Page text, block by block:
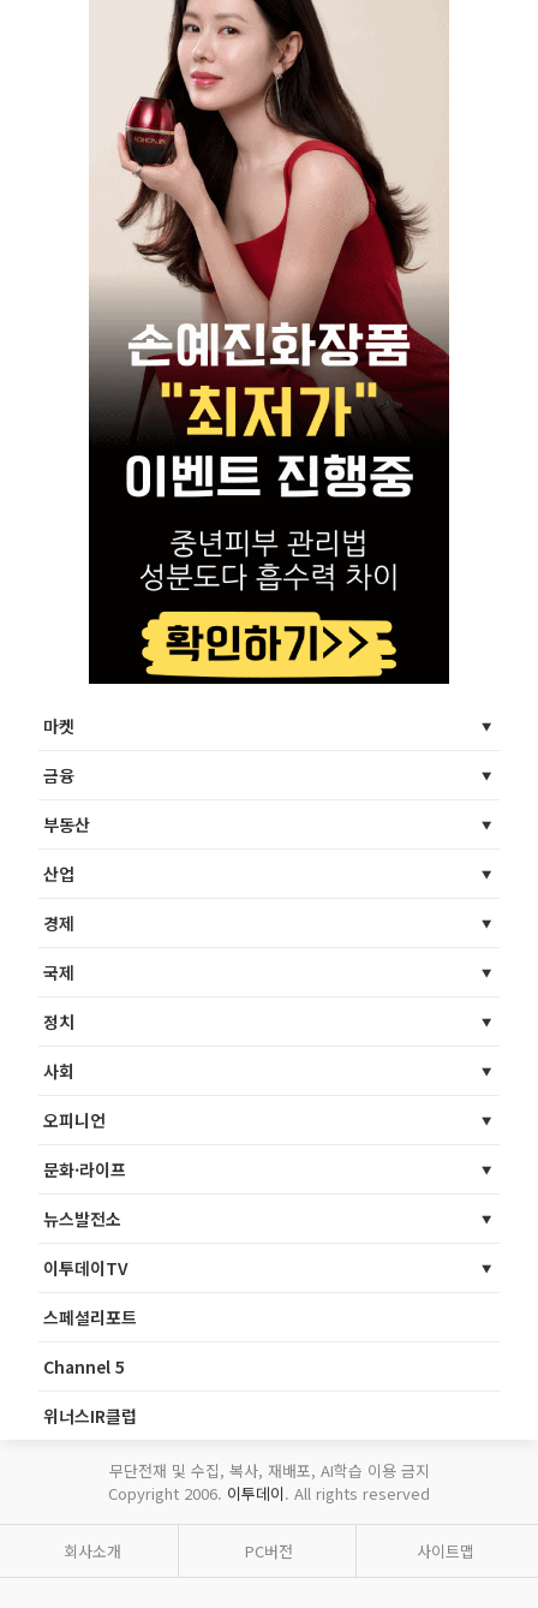
마켓
금융
부동산
산업
경제
국제
정치
사회
오피니언
문화·라이프
뉴스발전소
이투데이TV
스페셜리포트
Channel 5
위너스IR클럽
무단전재 및 수집, 복사, 재배포, AI학습 이용 금지
Copyright 2006. 이투데이. All rights reserved
회사소개 PC버전 사이트맵